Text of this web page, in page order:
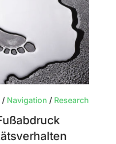
/ Navigation / Research